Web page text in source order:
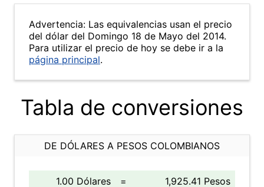
Advertencia: Las equivalencias usan el precio
del dólar del Domingo 18 de Mayo del 2014.
Para utilizar el precio de hoy se debe ir a la
página principal.
Tabla de conversiones
DE DÓLARES A PESOS COLOMBIANOS
1.00 Dólares =
1,925.41 Pesos